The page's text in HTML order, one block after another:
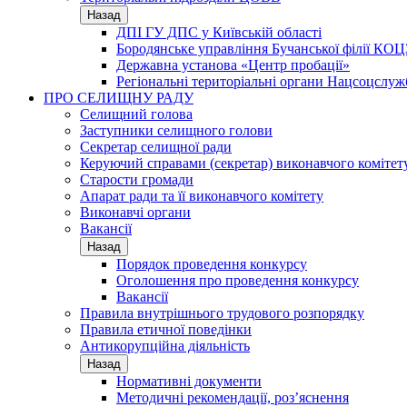
Назад
ДПІ ГУ ДПС у Київській області
Бородянське управління Бучанської філії
Державна установа «Центр пробації»
Регіональні територіальні органи
ПРО СЕЛИЩНУ РАДУ
Селищний голова
Заступники селищного голови
Секретар селищної ради
Керуючий справами (секретар) виконавчого
Старости громади
Апарат ради та її виконавчого комітету
Виконавчі органи
Вакансії
Назад
Порядок проведення конкурсу
Оголошення про проведення конкурсу
Вакансії
Правила внутрішнього трудового розпорядку
Правила етичної поведінки
Антикорупційна діяльність
Назад
Нормативні документи
Методичні рекомендації, роз’яснення